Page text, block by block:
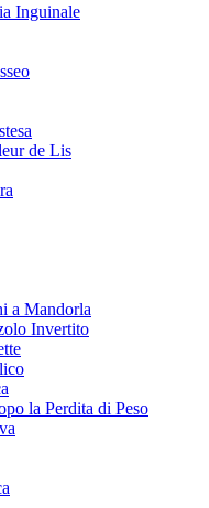
Inguinale
de Lis
a Mandorla
Invertito
la Perdita di Peso